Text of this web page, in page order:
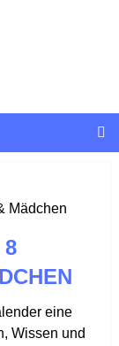
Mädchen
8
eine
Wissen und